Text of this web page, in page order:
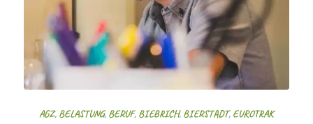
AGZ, BELASTUNG, BERUF, BIEBRICH, BIERSTADT, EUROTRAK